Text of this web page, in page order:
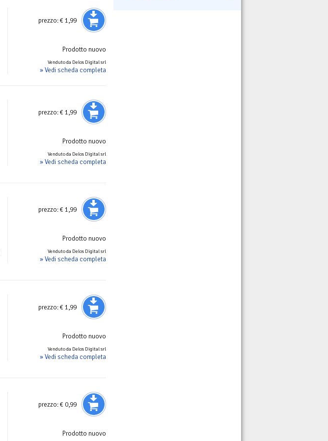
prezzo:€ 1,99
Prodotto nuovo
Venduto da Delos Digital srl
» Vedi scheda completa
prezzo:€ 1,99
Prodotto nuovo
Venduto da Delos Digital srl
» Vedi scheda completa
prezzo:€ 1,99
Prodotto nuovo
Venduto da Delos Digital srl
» Vedi scheda completa
prezzo:€ 1,99
Prodotto nuovo
Venduto da Delos Digital srl
» Vedi scheda completa
prezzo:€ 0,99
Prodotto nuovo